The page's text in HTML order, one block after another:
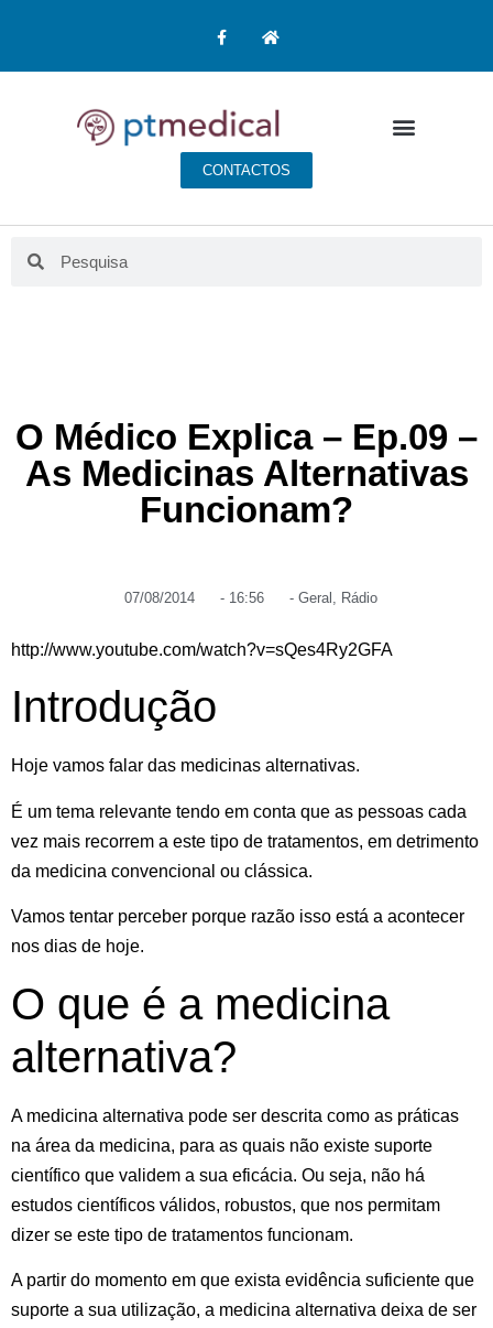
CONTACTOS
O Médico Explica – Ep.09 –
As Medicinas Alternativas
Funcionam?
07/08/2014 - 16:56 - Geral , Rádio
http://www.youtube.com/watch?v=sQes4Ry2GFA
Introdução
Hoje vamos falar das medicinas alternativas.
É um tema relevante tendo em conta que as pessoas cada
vez mais recorrem a este tipo de tratamentos, em detrimento
da medicina convencional ou clássica.
Vamos tentar perceber porque razão isso está a acontecer
nos dias de hoje.
O que é a medicina
alternativa?
A medicina alternativa pode ser descrita como as práticas
na área da medicina, para as quais não existe suporte
científico que validem a sua eficácia. Ou seja, não há
estudos científicos válidos, robustos, que nos permitam
dizer se este tipo de tratamentos funcionam.
A partir do momento em que exista evidência suficiente que
suporte a sua utilização, a medicina alternativa deixa de ser